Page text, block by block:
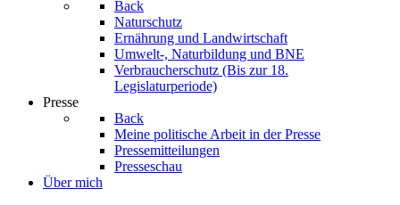
Back
Naturschutz
Ernährung und Landwirtschaft
Umwelt-, Naturbildung und BNE
Verbraucherschutz (Bis zur 18.
Legislaturperiode)
Presse
Back
Meine politische Arbeit in der Presse
Pressemitteilungen
Presseschau
Über mich